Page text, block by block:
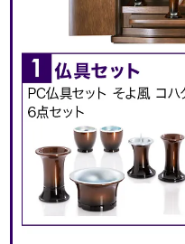
取り外し可能な棚板